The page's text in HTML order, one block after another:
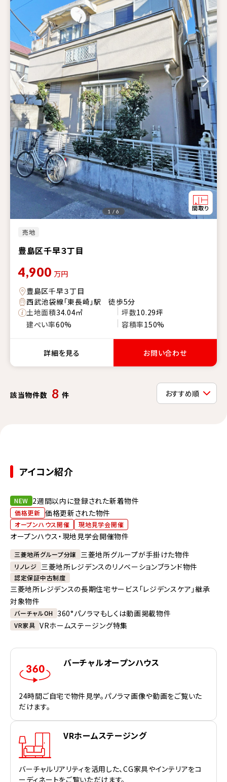
売地
豊島区千早３丁目
1 / 6
4,900 万円
豊島区千早３丁目
西武池袋線「東長崎」駅 徒歩5分
土地面積34.04㎡ 坪数10.29坪
建ぺい率60% 容積率150%
詳細を見る お問い合わせ
該当物件数 8 件
アイコン紹介
NEW 2週間以内に登録された新着物件
価格更新 価格更新された物件
オープンハウス開催 現地見学会開催
オープンハウス・現地見学会開催物件
三菱地所グループ分譲 三菱地所グループが手掛けた物件
リノレジ 三菱地所レジデンスのリノベーションブランド物件
認定保証中古制度
三菱地所レジデンスの長期住宅サービス「レジデンスケア」継承
対象物件
バーチャルOH 360°パノラマもしくは動画掲載物件
VR家具 VRホームステージング特集
バーチャルオープンハウス
24時間ご自宅で物件見学。パノラマ画像や動画をご覧いた
だけます。
VRホームステージング
バーチャルリアリティを活用した、CG家具やインテリアをコ
ーディネートをご覧いただけます。